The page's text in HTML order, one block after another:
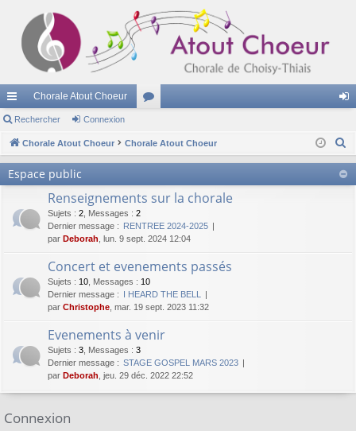
cc
ès
de
Chorale Atout Choeur
u ne
Rechercher Connexion
Chorale Atout Choeur Chorale Atout Choeur
Espace public
Renseignements sur la chorale
Sujets : 2 Messages : 2
Dernier message : RENTREE 2024-2025
par Deborah , lun. 9 sept. 2024 12:04
Concert et evenements passés
Sujets : 10 Messages : 10
Dernier message : I HEARD THE BELL
par Christophe , mar. 19 sept. 2023 11:32
Evenements à venir
Sujets : 3 Messages : 3
Dernier message : STAGE GOSPEL MARS 2023
par Deborah , jeu. 29 déc. 2022 22:52
Connexion